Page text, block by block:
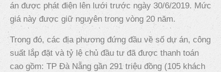
án được phát điện lên lưới trước ngày 30/6/2019. Mức
giá này được giữ nguyên trong vòng 20 năm.
Trong đó, các địa phương đứng đầu về số dự án, công
suất lắp đặt và tỷ lệ chủ đầu tư đã được thanh toán
cao gồm: TP Đà Nẵng gần 291 triệu đồng (105 khách